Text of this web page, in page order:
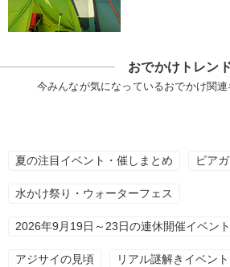
おでかけトレン
今みんなが気になっているおでかけ関連
夏の注目イベント・催しまとめ ビア
水かけ祭り・ウォーターフェス
2026年9月19日～23日の連休開催イベント
アジサイの見頃 リアル謎解きイベント